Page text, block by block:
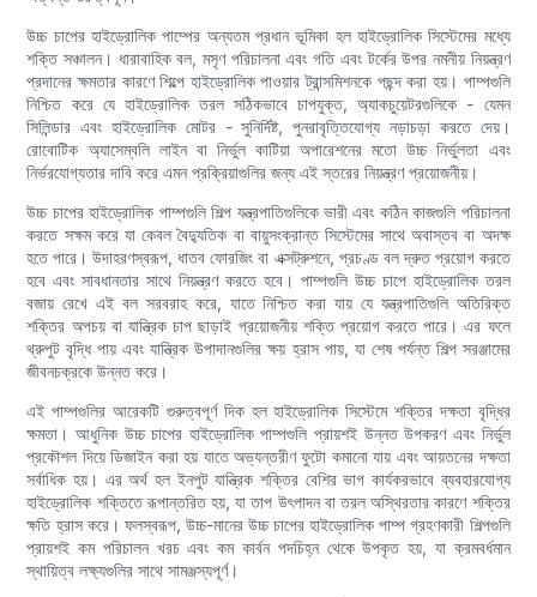
উচ্চ চাপের হাইড্রোলিক পাম্পের অন্যতম প্রধান ভূমিকা হল হাইড্রোলিক সিস্টেমের মধ্যে
শক্তি সঞ্চালন। ধারাবাহিক বল, মসৃণ পরিচালনা এবং গতি এবং টর্কের উপর নমনীয় নিয়ন্ত্রণ
প্রদানের ক্ষমতার কারণে শিল্পে হাইড্রোলিক পাওয়ার ট্রান্সমিশনকে পছন্দ করা হয়। পাম্পগুলি
নিশ্চিত করে যে হাইড্রোলিক তরল সঠিকভাবে চাপযুক্ত, অ্যাকচুয়েটরগুলিকে - যেমন
সিলিন্ডার এবং হাইড্রোলিক মোটর - সুনির্দিষ্ট, পুনরাবৃত্তিযোগ্য নড়াচড়া করতে দেয়।
রোবোটিক অ্যাসেম্বলি লাইন বা নির্ভুল কাটিয়া অপারেশনের মতো উচ্চ নির্ভুলতা এবং
নির্ভরযোগ্যতার দাবি করে এমন প্রক্রিয়াগুলির জন্য এই স্তরের নিয়ন্ত্রণ প্রয়োজনীয়।
উচ্চ চাপের হাইড্রোলিক পাম্পগুলি শিল্প যন্ত্রপাতিগুলিকে ভারী এবং কঠিন কাজগুলি পরিচালনা
করতে সক্ষম করে যা কেবল বৈদ্যুতিক বা বায়ুসংক্রান্ত সিস্টেমের সাথে অবাস্তব বা অদক্ষ
হতে পারে। উদাহরণস্বরূপ, ধাতব ফোরজিং বা এক্সট্রুশনে, প্রচণ্ড বল দ্রুত প্রয়োগ করতে
হবে এবং সাবধানতার সাথে নিয়ন্ত্রণ করতে হবে। পাম্পগুলি উচ্চ চাপে হাইড্রোলিক তরল
বজায় রেখে এই বল সরবরাহ করে, যাতে নিশ্চিত করা যায় যে যন্ত্রপাতিগুলি অতিরিক্ত
শক্তির অপচয় বা যান্ত্রিক চাপ ছাড়াই প্রয়োজনীয় শক্তি প্রয়োগ করতে পারে। এর ফলে
থ্রুপুট বৃদ্ধি পায় এবং যান্ত্রিক উপাদানগুলির ক্ষয় হ্রাস পায়, যা শেষ পর্যন্ত শিল্প সরঞ্জামের
জীবনচক্রকে উন্নত করে।
এই পাম্পগুলির আরেকটি গুরুত্বপূর্ণ দিক হল হাইড্রোলিক সিস্টেমে শক্তির দক্ষতা বৃদ্ধির
ক্ষমতা। আধুনিক উচ্চ চাপের হাইড্রোলিক পাম্পগুলি প্রায়শই উন্নত উপকরণ এবং নির্ভুল
প্রকৌশল দিয়ে ডিজাইন করা হয় যাতে অভ্যন্তরীণ ফুটো কমানো যায় এবং আয়তনের দক্ষতা
সর্বাধিক হয়। এর অর্থ হল ইনপুট যান্ত্রিক শক্তির বেশির ভাগ কার্যকরভাবে ব্যবহারযোগ্য
হাইড্রোলিক শক্তিতে রূপান্তরিত হয়, যা তাপ উৎপাদন বা তরল অস্থিরতার কারণে শক্তির
ক্ষতি হ্রাস করে। ফলস্বরূপ, উচ্চ-মানের উচ্চ চাপের হাইড্রোলিক পাম্প গ্রহণকারী শিল্পগুলি
প্রায়শই কম পরিচালন খরচ এবং কম কার্বন পদচিহ্ন থেকে উপকৃত হয়, যা ক্রমবর্ধমান
স্থায়িত্ব লক্ষ্যগুলির সাথে সামঞ্জস্যপূর্ণ।